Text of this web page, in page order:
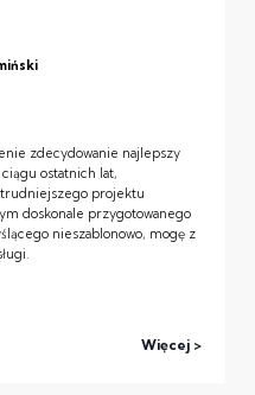
zdecydowanie najlepszy
ciągu ostatnich lat,
projektu
doskonale przygotowanego
nieszablonowo, mogę z
Więcej